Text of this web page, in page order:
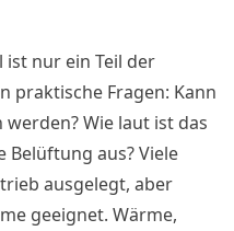
ist nur ein Teil der
praktische Fragen: Kann
Wie laut ist das
Belüftung aus? Viele
ausgelegt, aber
geeignet. Wärme,